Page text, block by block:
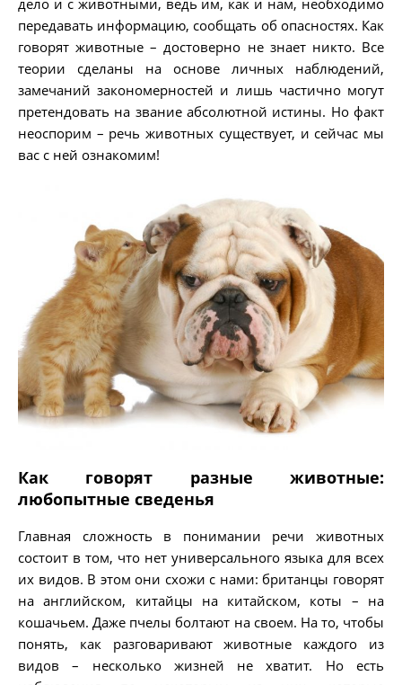
передавать информацию, сообщать об опасностях. Как
говорят животные – достоверно не знает никто. Все
теории сделаны на основе личных наблюдений,
замечаний закономерностей и лишь частично могут
претендовать на звание абсолютной истины. Но факт
неоспорим – речь животных существует, и сейчас мы
вас с ней ознакомим!
Как говорят разные животные:
любопытные сведенья
Главная сложность в понимании речи животных
состоит в том, что нет универсального языка для всех
их видов. В этом они схожи с нами: британцы говорят
на английском, китайцы на китайском, коты – на
кошачьем. Даже пчелы болтают на своем. На то, чтобы
понять, как разговаривают животные каждого из
видов – несколько жизней не хватит. Но есть